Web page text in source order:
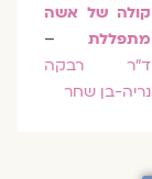
קולה של אשה
מתפללת–
ד"ר רבקה
נריה-בן שחר